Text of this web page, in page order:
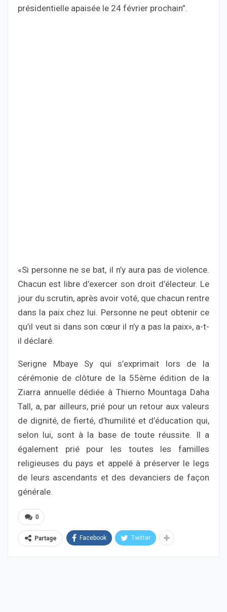
présidentielle apaisée le 24 février prochain”.
«Si personne ne se bat, il n’y aura pas de violence.
Chacun est libre d’exercer son droit d’électeur. Le
jour du scrutin, après avoir voté, que chacun rentre
dans la paix chez lui. Personne ne peut obtenir ce
qu’il veut si dans son cœur il n’y a pas la paix», a-t-
il déclaré.
Serigne Mbaye Sy qui s’exprimait lors de la
cérémonie de clôture de la 55ème édition de la
Ziarra annuelle dédiée à Thierno Mountaga Daha
Tall, a, par ailleurs, prié pour un retour aux valeurs
de dignité, de fierté, d’humilité et d’éducation qui,
selon lui, sont à la base de toute réussite. Il a
également prié pour les toutes les familles
religieuses du pays et appelé à préserver le legs
de leurs ascendants et des devanciers de façon
générale.
0
Partage Facebook Twitter